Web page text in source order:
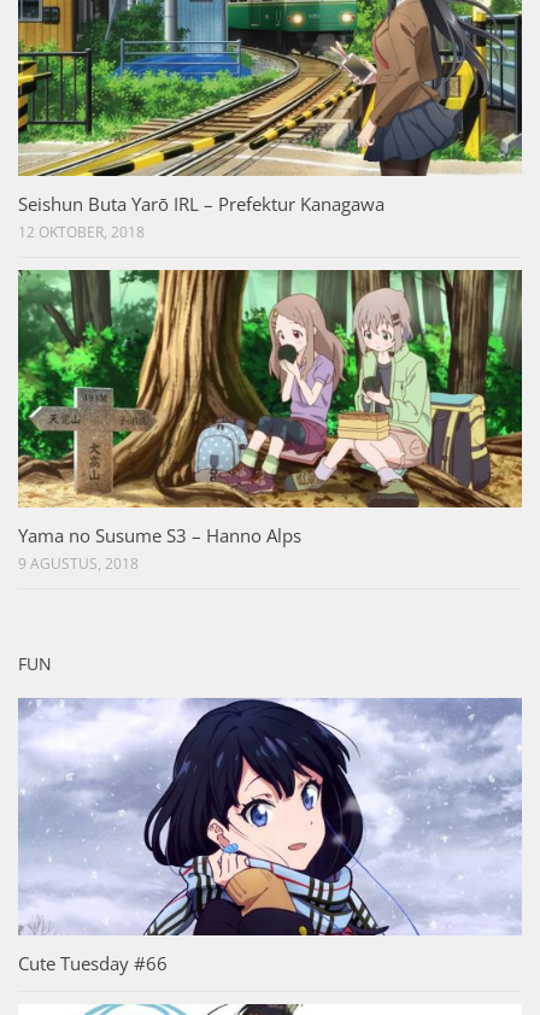
Seishun Buta Yarō IRL – Prefektur Kanagawa
12 OKTOBER, 2018
Yama no Susume S3 – Hanno Alps
9 AGUSTUS, 2018
FUN
Cute Tuesday #66